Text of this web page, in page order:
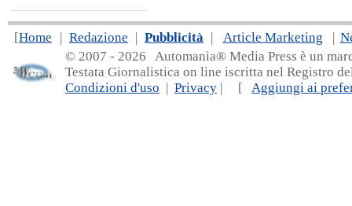
[Home | Redazione | Pubblicità | Article Marketing |
© 2007 - 2026 Automania® Media Press è un
Testata Giornalistica on line iscritta nel Registro
Condizioni d'uso | Privacy | [ Aggiungi ai